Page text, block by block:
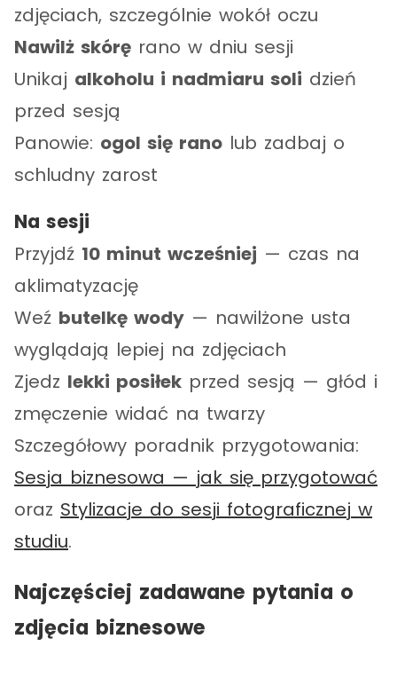
zdjęciach, szczególnie wokół oczu
Nawilż skórę rano w dniu sesji
Unikaj alkoholu i nadmiaru soli dzień
przed sesją
Panowie: ogol się rano lub zadbaj o
schludny zarost
Na sesji
Przyjdź 10 minut wcześniej — czas na
aklimatyzację
Weź butelkę wody — nawilżone usta
wyglądają lepiej na zdjęciach
Zjedz lekki posiłek przed sesją — głód i
zmęczenie widać na twarzy
Szczegółowy poradnik przygotowania:
Sesja biznesowa — jak się przygotować
oraz Stylizacje do sesji fotograficznej w
studiu.
Najczęściej zadawane pytania o
zdjęcia biznesowe